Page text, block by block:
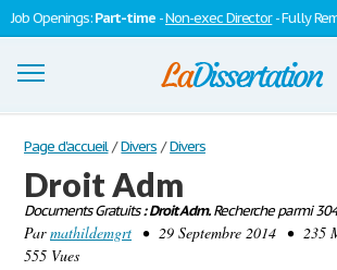
Job Openings:Part-time -Non-exec Director- Fully
Dissertations
S'inscrire
Se connecter
Page d'accueil / Divers / Divers
Droit Adm
Documents Gratuits: Droit Adm.Recherche parmi
Parmathildemgrt • 29 Septembre 2014 • 235
555 Vues